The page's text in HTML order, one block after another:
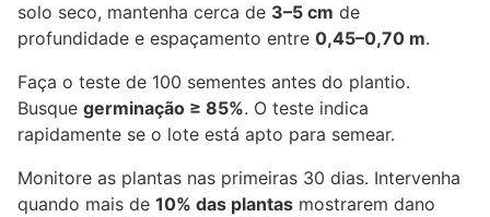
solo seco, mantenha cerca de 3–5 cm de
profundidade e espaçamento entre 0,45–0,70 m.
Faça o teste de 100 sementes antes do plantio.
Busque germinação ≥ 85%. O teste indica
rapidamente se o lote está apto para semear.
Monitore as plantas nas primeiras 30 dias. Intervenha
quando mais de 10% das plantas mostrarem dano